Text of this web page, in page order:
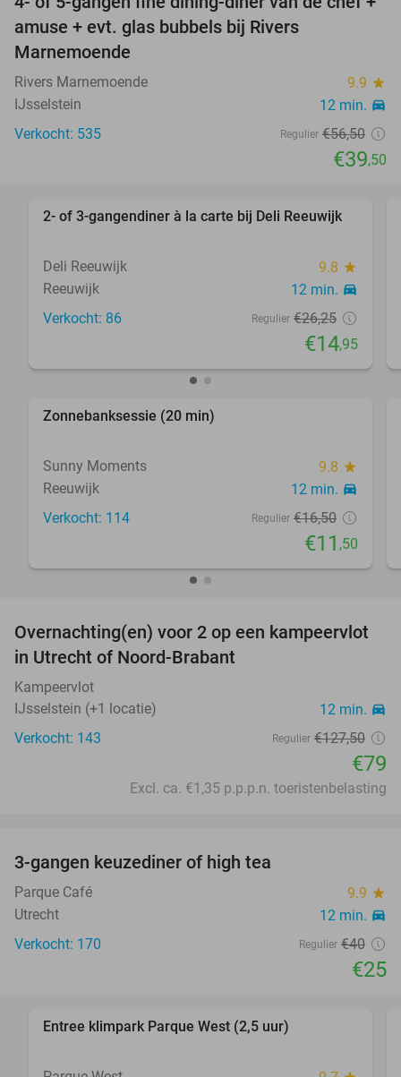
30%
amuse + evt. glas bubbels bij Rivers
Marnemoende
Rivers Marnemoende 9.9 star
IJsselstein 12 min. directions_car
Verkocht: 535 Regulier €56,50
€39,50
43%
favorite_border
2- of 3-gangendiner à la carte bij Deli Reeuwijk
Deli Reeuwijk 9.8 star
Reeuwijk 12 min. directions_car
Verkocht: 86 Regulier €26,25
€14,95
favorite_border
Zonnebanksessie (20 min)
Sunny Moments 9.8 star
Reeuwijk 12 min. directions_car
Verkocht: 114 Regulier €16,50
€11 ,50
38%
Overnachting(en) voor 2 op een kampeervlot
in Utrecht of Noord-Brabant
Kampeervlot
IJsselstein (+1 locatie)
12 min. directions_car
Verkocht: 143 Regulier €127,50
€79
Excl. ca. €1,35 p.p.p.n. toeristenbelasting
3-gangen keuzediner of high tea
Parque Café 9.9 star
Utrecht 12 min. directions_car
Verkocht: 170 Regulier €40
€25
favorite_border
Entree klimpark Parque West (2,5 uur)